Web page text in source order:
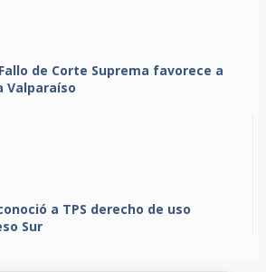
de Corte Suprema favorece a
Valparaíso
a TPS derecho de uso
Sur